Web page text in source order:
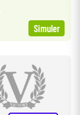
Simuler